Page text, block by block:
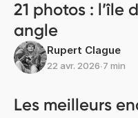
21 photos : l’île
angle
Rupert Clague
22 avr. 2026∙7 min
Les meilleurs